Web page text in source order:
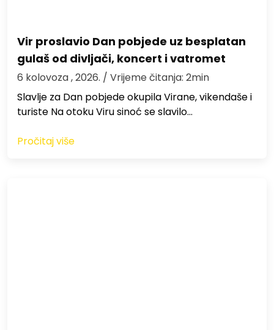
Vir proslavio Dan pobjede uz besplatan
gulaš od divljači, koncert i vatromet
6 kolovoza , 2026. / Vrijeme čitanja: 2min
Slavlje za Dan pobjede okupila Virane, vikendaše i
turiste Na otoku Viru sinoć se slavilo…
Pročitaj više